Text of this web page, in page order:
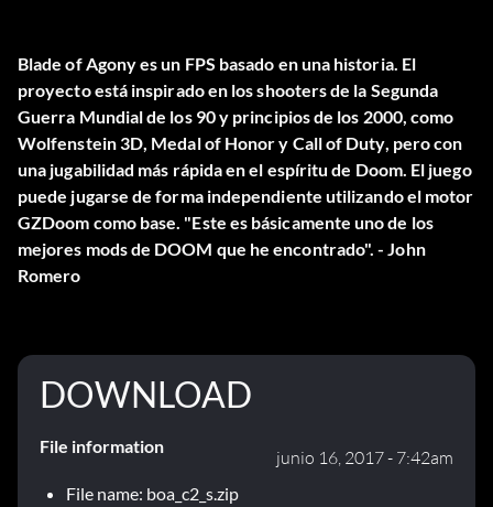
Blade of Agony es un FPS basado en una historia. El
proyecto está inspirado en los shooters de la Segunda
Guerra Mundial de los 90 y principios de los 2000, como
Wolfenstein 3D, Medal of Honor y Call of Duty, pero con
una jugabilidad más rápida en el espíritu de Doom. El juego
puede jugarse de forma independiente utilizando el motor
GZDoom como base. "Este es básicamente uno de los
mejores mods de DOOM que he encontrado". - John
Romero
DOWNLOAD
File information
junio 16, 2017 - 7:42am
File name: boa_c2_s.zip